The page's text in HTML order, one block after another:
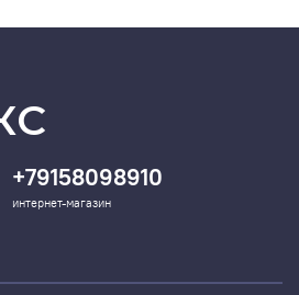
+79158098910
интернет-магазин